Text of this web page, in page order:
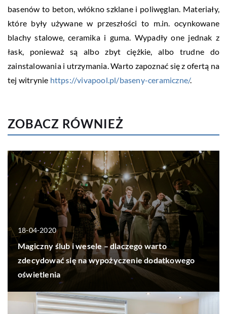
basenów to beton, włókno szklane i poliwęglan. Materiały,
które były używane w przeszłości to m.in. ocynkowane
blachy stalowe, ceramika i guma. Wypadły one jednak z
łask, ponieważ są albo zbyt ciężkie, albo trudne do
zainstalowania i utrzymania. Warto zapoznać się z ofertą na
tej witrynie https://vivapool.pl/baseny-ceramiczne/.
ZOBACZ RÓWNIEŻ
18-04-2020
Magiczny ślub i wesele – dlaczego warto
zdecydować się na wypożyczenie dodatkowego
oświetlenia